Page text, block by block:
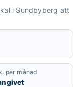
i Sundbyberg att
per månad